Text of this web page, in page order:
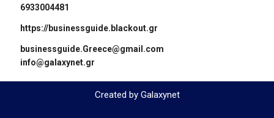
6933004481
https://businessguide.blackout.gr
businessguide.Greece@gmail.com
info@galaxynet.gr
Created by Galaxynet